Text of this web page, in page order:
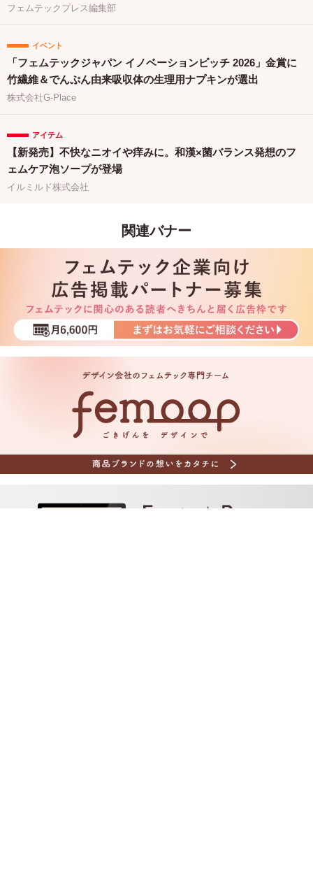
取り組みが集結
フェムテックプレス編集部
イベント
「フェムテックジャパン イノベーションピッチ 2026」金賞に
竹繊維＆でんぷん由来吸収体の生理用ナプキンが選出
株式会社G-Place
アイテム
【新発売】不快なニオイや痒みに。和漢×菌バランス発想のフ
ェムケア泡ソープが登場
イルミルド株式会社
関連バナー